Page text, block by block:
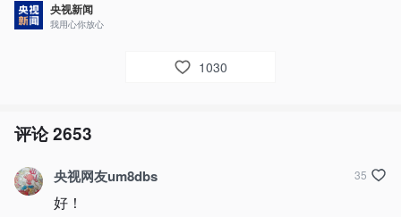
央视新闻
我用心你放心
1030
评论2653
央视网友um8dbs
好！
35